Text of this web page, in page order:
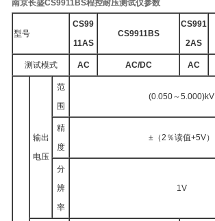
南京长盛CS9911BS程控耐压测试仪参数
型号
CS99
11AS
CS9911BS
CS991
2AS
测试模式 AC AC/DC AC
输出
电压
范
围
(0.050～5.000)kV
精
度
±（2％读值+5V）
分
辨
率
1V